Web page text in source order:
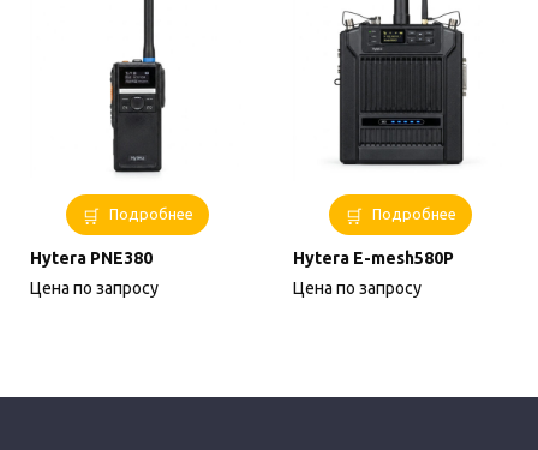
Подробнее
Hytera PNE380
Цена по запросу
Подробнее
Hytera E-mesh580P
Цена по запросу